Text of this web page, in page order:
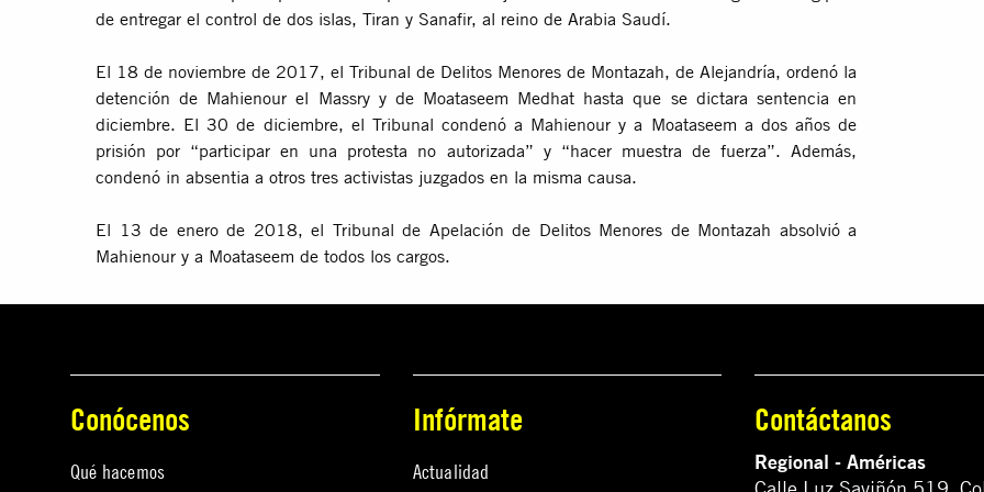
de entregar el control de dos islas, Tiran y Sanafir, al reino de Arabia Saudí.
El 18 de noviembre de 2017, el Tribunal de Delitos Menores de Montazah, de Alejandría, ordenó la
detención de Mahienour el Massry y de Moataseem Medhat hasta que se dictara sentencia en
diciembre. El 30 de diciembre, el Tribunal condenó a Mahienour y a Moataseem a dos años de
prisión por “participar en una protesta no autorizada” y “hacer muestra de fuerza”. Además,
condenó in absentia a otros tres activistas juzgados en la misma causa.
El 13 de enero de 2018, el Tribunal de Apelación de Delitos Menores de Montazah absolvió a
Mahienour y a Moataseem de todos los cargos.
Conócenos
Qué hacemos
Infórmate
Actualidad
Contáctanos
Regional - Américas